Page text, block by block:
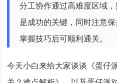
分工协作通过高难度区域
是成功的关键，同时注意
掌握技巧后可顺利通关。
今天小白来给大家谈谈《蛋仔